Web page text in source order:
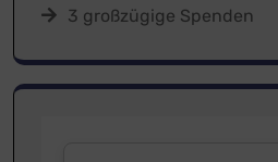
3 großzügige Spenden